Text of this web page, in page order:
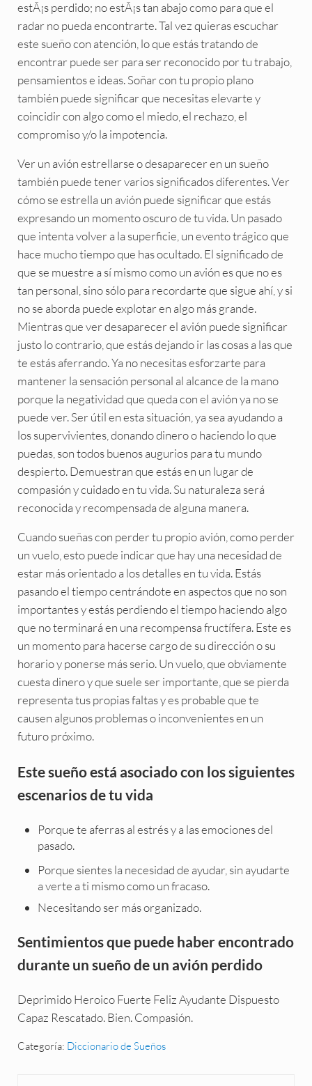
estÃ¡s perdido; no estÃ¡s tan abajo como para que el
radar no pueda encontrarte. Tal vez quieras escuchar
este sueño con atención, lo que estás tratando de
encontrar puede ser para ser reconocido por tu trabajo,
pensamientos e ideas. Soñar con tu propio plano
también puede significar que necesitas elevarte y
coincidir con algo como el miedo, el rechazo, el
compromiso y/o la impotencia.
Ver un avión estrellarse o desaparecer en un sueño
también puede tener varios significados diferentes. Ver
cómo se estrella un avión puede significar que estás
expresando un momento oscuro de tu vida. Un pasado
que intenta volver a la superficie, un evento trágico que
hace mucho tiempo que has ocultado. El significado de
que se muestre a sí mismo como un avión es que no es
tan personal, sino sólo para recordarte que sigue ahí, y si
no se aborda puede explotar en algo más grande.
Mientras que ver desaparecer el avión puede significar
justo lo contrario, que estás dejando ir las cosas a las que
te estás aferrando. Ya no necesitas esforzarte para
mantener la sensación personal al alcance de la mano
porque la negatividad que queda con el avión ya no se
puede ver. Ser útil en esta situación, ya sea ayudando a
los supervivientes, donando dinero o haciendo lo que
puedas, son todos buenos augurios para tu mundo
despierto. Demuestran que estás en un lugar de
compasión y cuidado en tu vida. Su naturaleza será
reconocida y recompensada de alguna manera.
Cuando sueñas con perder tu propio avión, como perder
un vuelo, esto puede indicar que hay una necesidad de
estar más orientado a los detalles en tu vida. Estás
pasando el tiempo centrándote en aspectos que no son
importantes y estás perdiendo el tiempo haciendo algo
que no terminará en una recompensa fructífera. Este es
un momento para hacerse cargo de su dirección o su
horario y ponerse más serio. Un vuelo, que obviamente
cuesta dinero y que suele ser importante, que se pierda
representa tus propias faltas y es probable que te
causen algunos problemas o inconvenientes en un
futuro próximo.
Este sueño está asociado con los siguientes
escenarios de tu vida
Porque te aferras al estrés y a las emociones del
pasado.
Porque sientes la necesidad de ayudar, sin ayudarte
a verte a ti mismo como un fracaso.
Necesitando ser más organizado.
Sentimientos que puede haber encontrado
durante un sueño de un avión perdido
Deprimido Heroico Fuerte Feliz Ayudante Dispuesto
Capaz Rescatado. Bien. Compasión.
Categoría: Diccionario de Sueños